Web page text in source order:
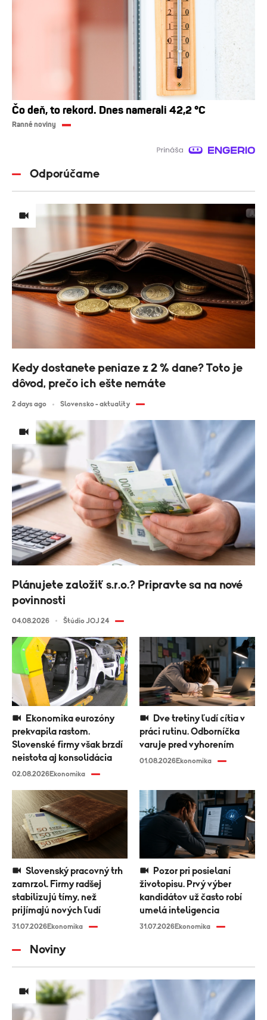
Čo deň, to rekord. Dnes namerali 42,2 °C
Ranné noviny
Odporúčame
Kedy dostanete peniaze z 2 % dane? Toto je
dôvod, prečo ich ešte nemáte
2 days ago Slovensko - aktuality
Plánujete založiť s.r.o.? Pripravte sa na nové
povinnosti
04.08.2026 Štúdio JOJ 24
prekvapila rastom.
Slovenské firmy však brzdí
neistota aj konsolidácia
02.08.2026Ekonomika
práci rutinu. Odborníčka
varuje pred vyhorením
01.08.2026Ekonomika
zamrzol. Firmy radšej
stabilizujú tímy, než
prijímajú nových ľudí
31.07.2026Ekonomika
životopisu. Prvý výber
kandidátov už často robí
umelá inteligencia
31.07.2026Ekonomika
Noviny